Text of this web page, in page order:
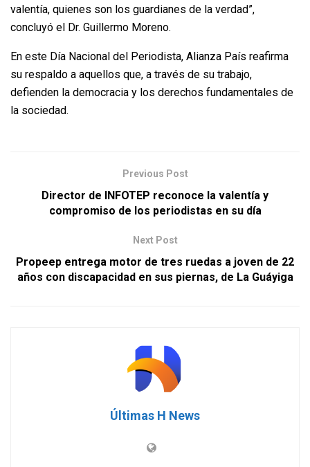
valentía, quienes son los guardianes de la verdad”,
concluyó el Dr. Guillermo Moreno.
En este Día Nacional del Periodista, Alianza País reafirma
su respaldo a aquellos que, a través de su trabajo,
defienden la democracia y los derechos fundamentales de
la sociedad.
Previous Post
Director de INFOTEP reconoce la valentía y
compromiso de los periodistas en su día
Next Post
Propeep entrega motor de tres ruedas a joven de 22
años con discapacidad en sus piernas, de La Guáyiga
Últimas H News